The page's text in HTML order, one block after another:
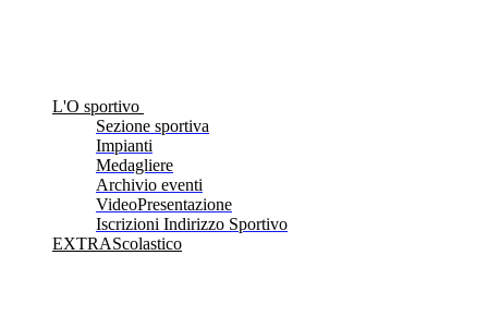
L'O sportivo
Sezione sportiva
Impianti
Medagliere
Archivio eventi
VideoPresentazione
Iscrizioni Indirizzo Sportivo
EXTRAScolastico